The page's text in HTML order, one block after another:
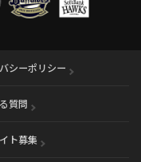
シーポリシー
質問
ト募集 （別ウィンドウで開く